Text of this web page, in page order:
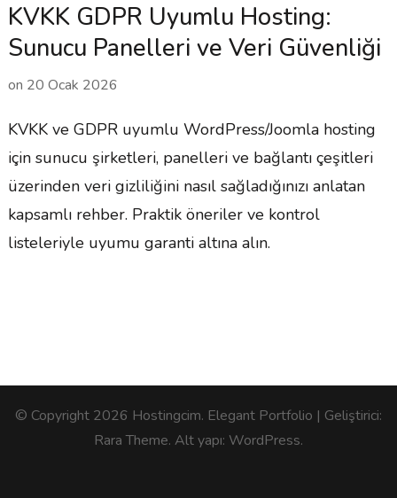
KVKK GDPR Uyumlu Hosting:
Sunucu Panelleri ve Veri Güvenliği
on 20 Ocak 2026
KVKK ve GDPR uyumlu WordPress/Joomla hosting
için sunucu şirketleri, panelleri ve bağlantı çeşitleri
üzerinden veri gizliliğini nasıl sağladığınızı anlatan
kapsamlı rehber. Praktik öneriler ve kontrol
listeleriyle uyumu garanti altına alın.
© Copyright 2026 Hostingcim. Elegant Portfolio | Geliştirici:
Rara Theme. Alt yapı: WordPress.